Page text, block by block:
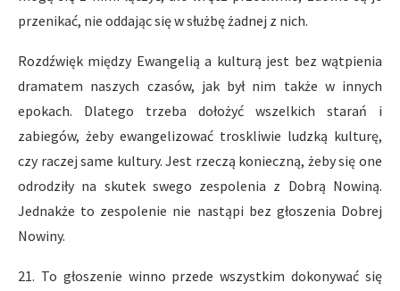
przenikać, nie oddając się w służbę żadnej z nich.
Rozdźwięk między Ewangelią a kulturą jest bez wątpienia
dramatem naszych czasów, jak był nim także w innych
epokach. Dlatego trzeba dołożyć wszelkich starań i
zabiegów, żeby ewangelizować troskliwie ludzką kulturę,
czy raczej same kultury. Jest rzeczą konieczną, żeby się one
odrodziły na skutek swego zespolenia z Dobrą Nowiną.
Jednakże to zespolenie nie nastąpi bez głoszenia Dobrej
Nowiny.
21. To głoszenie winno przede wszystkim dokonywać się